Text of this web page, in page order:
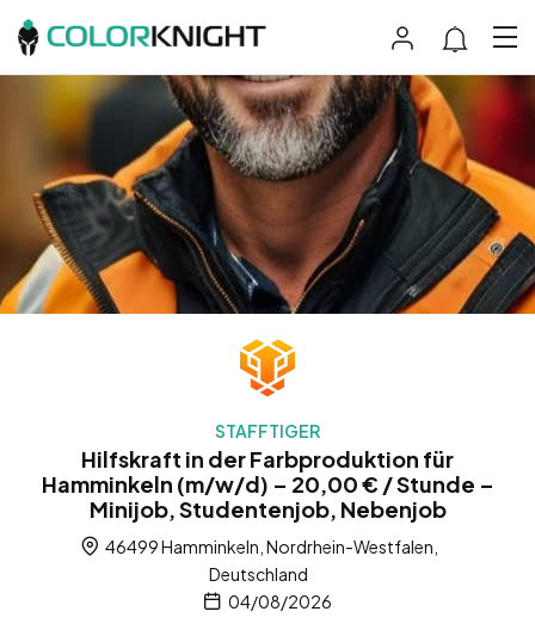
STAFFTIGER
Hilfskraft in der Farbproduktion für
Hamminkeln (m/w/d) – 20,00 € / Stunde –
Minijob, Studentenjob, Nebenjob
46499 Hamminkeln, Nordrhein-Westfalen,
Deutschland
04/08/2026